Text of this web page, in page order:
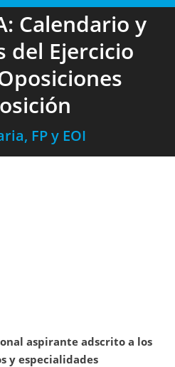
Calendario y
del Ejercicio
FP y EOI
aspirante adscrito a los
y especialidades